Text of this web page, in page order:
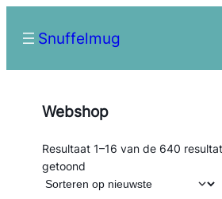
Snuffelmug
Webshop
Resultaat 1–16 van de 640
getoondGesorteerd
op